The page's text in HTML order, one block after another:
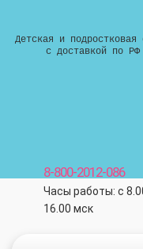
Детская и подростковая
с доставкой по РФ
8-800-2012-086
Часы работы: с
16.00 мск